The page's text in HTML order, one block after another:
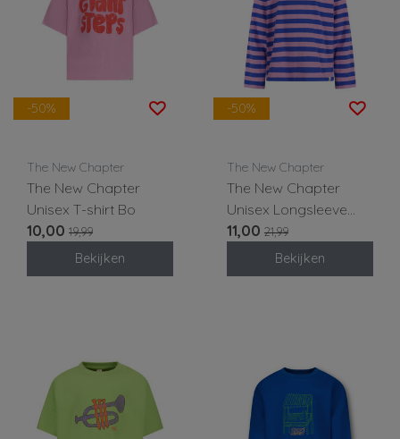
-50%
The New Chapter
The New Chapter
Unisex T-shirt Bo
10,00 19,99
Bekijken
-50%
The New Chapter
The New Chapter
Unisex Longsleeve
Lou
11,00 21,99
Bekijken